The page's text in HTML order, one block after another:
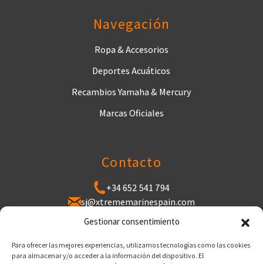
Gestionar consentimiento
Para ofrecer las mejores experiencias, utilizamos tecnologías como las cookies
para almacenar y/o acceder a la información del dispositivo. El
Navegación
Ropa & Accesorios
Deportes Acuáticos
Recambios Yamaha & Mercury
Marcas Oficiales
Contacto
+34 652 541 794
sj@xtrememarinespain.com
Puerto de Cabopino, Varadero de Cabopino,